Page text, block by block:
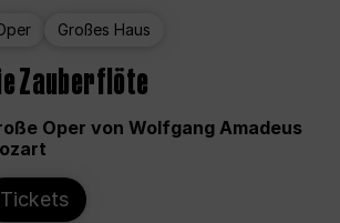
Großes Haus
Zauberflöte
Oper von Wolfgang Amadeus
Tickets